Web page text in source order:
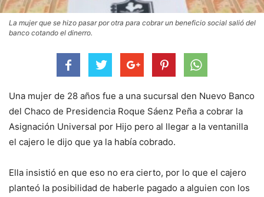
La mujer que se hizo pasar por otra para cobrar un beneficio social salió del
banco cotando el dinerro.
Una mujer de 28 años fue a una sucursal den Nuevo Banco
del Chaco de Presidencia Roque Sáenz Peña a cobrar la
Asignación Universal por Hijo pero al llegar a la ventanilla
el cajero le dijo que ya la había cobrado.
Ella insistió en que eso no era cierto, por lo que el cajero
planteó la posibilidad de haberle pagado a alguien con los